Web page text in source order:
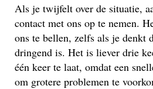
Als je twijfelt over de situatie,
contact met ons op te nemen.
ons te bellen, zelfs als je denkt
dringend is. Het is liever drie
één keer te laat, omdat een
om grotere problemen te